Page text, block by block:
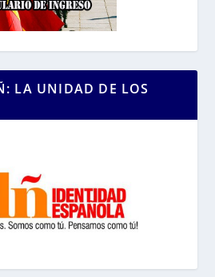
LA UNIDAD DE LOS